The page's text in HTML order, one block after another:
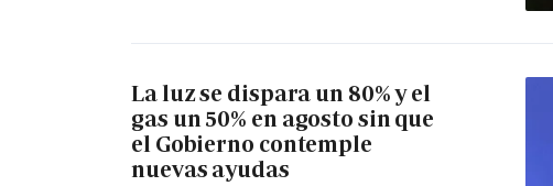
La luz se dispara un 80% y el
gas un 50% en agosto sin que
el Gobierno contemple
nuevas ayudas